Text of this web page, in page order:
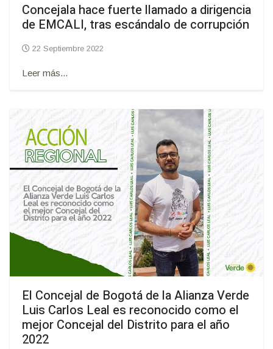
Concejala hace fuerte llamado a dirigencia
de EMCALI, tras escándalo de corrupción
22 Septiembre 2022
Leer más...
El Concejal de Bogotá de la Alianza Verde
Luis Carlos Leal es reconocido como el
mejor Concejal del Distrito para el año
2022